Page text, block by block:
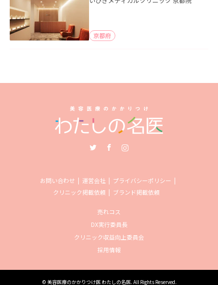
京都府
お問い合わせ 運営会社
プライバシーポリシー
クリニック掲載依頼
ブランド掲載依頼
売れコス
DX実行委員長
クリニック収益向上委員会
採用情報
© 美容医療のかかりつけ医 わたしの名医. All Rights Reserved.